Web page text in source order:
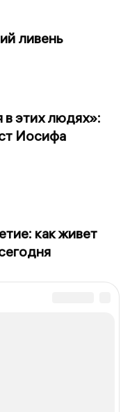
ливень
этих людях»:
Иосифа
как живет